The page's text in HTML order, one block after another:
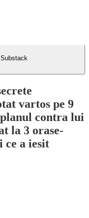
vartos pe 9
contra lui
la 3 orase-
ce a iesit